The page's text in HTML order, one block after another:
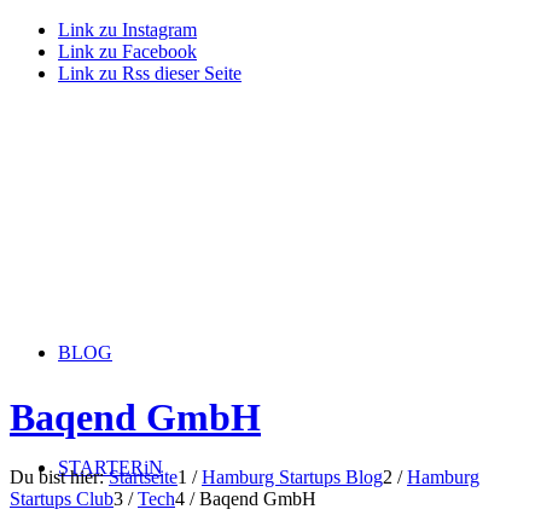
Link zu Instagram
Link zu Facebook
Link zu Rss dieser Seite
BLOG
STARTERiN
Baqend GmbH
Du bist hier: Startseite1 / Hamburg Startups Blog2 / Hamburg
Startups Club3 / Tech4 / Baqend GmbH